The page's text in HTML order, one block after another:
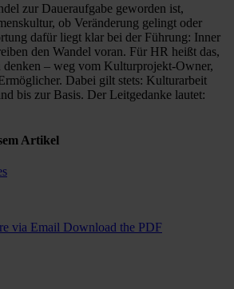
zur Daueraufgabe geworden ist,
ob Veränderung gelingt oder
dafür liegt klar bei der Führung: Inner
den Wandel voran. Für HR heißt das,
denken – weg vom Kulturprojekt-Owner,
Dabei gilt stets: Kulturarbeit
bis zur Basis. Der Leitgedanke lautet:
Artikel
via Email Download the PDF